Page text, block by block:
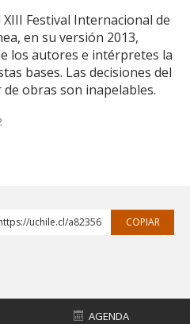
Festival Internacional de
en su versión 2013,
los autores e intérpretes la
bases. Las decisiones del
obras son inapelables.
uchile.cl/a82356 COPIAR
AGENDA